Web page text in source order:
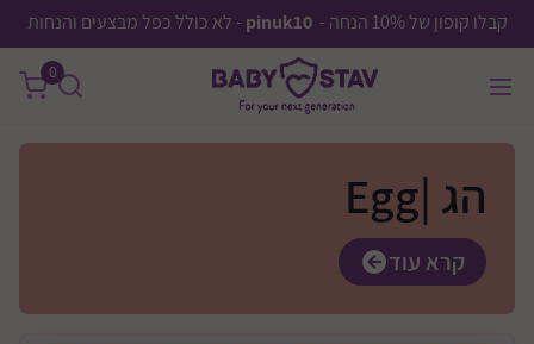
קבלו קופון של 10% הנחה - pinuk10 - לא כולל כפל מבצעים והנחות
0
הג |Egg
קרא עוד